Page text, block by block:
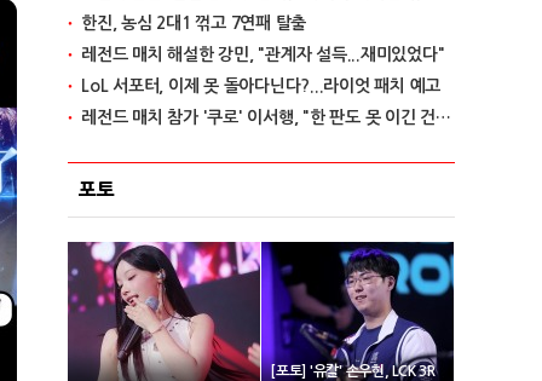
한진, 농심 2대1 꺾고 7연패 탈출
레전드 매치 해설한 강민, "관계자 설득...재미있었다"
LoL 서포터, 이제 못 돌아다닌다?...라이엇 패치 예고
레전드 매치 참가 '쿠로' 이서행, "한 판도 못 이긴 건 아쉽다"
포토
[포토] '유칼' 손우현, LCK 3R